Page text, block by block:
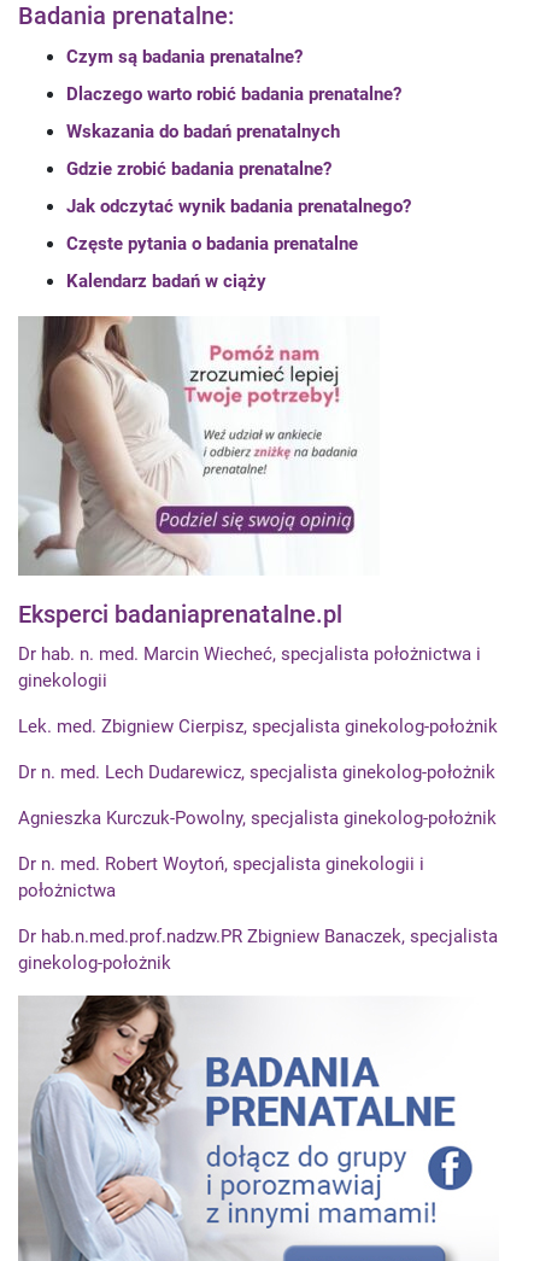
Badania prenatalne:
Czym są badania prenatalne?
Dlaczego warto robić badania prenatalne?
Wskazania do badań prenatalnych
Gdzie zrobić badania prenatalne?
Jak odczytać wynik badania prenatalnego?
Częste pytania o badania prenatalne
Kalendarz badań w ciąży
Eksperci badaniaprenatalne.pl
Dr hab. n. med. Marcin Wiecheć, specjalista położnictwa i
ginekologii
Lek. med. Zbigniew Cierpisz, specjalista ginekolog-położnik
Dr n. med. Lech Dudarewicz, specjalista ginekolog-położnik
Agnieszka Kurczuk-Powolny, specjalista ginekolog-położnik
Dr n. med. Robert Woytoń, specjalista ginekologii i
położnictwa
Dr hab.n.med.prof.nadzw.PR Zbigniew Banaczek, specjalista
ginekolog-położnik